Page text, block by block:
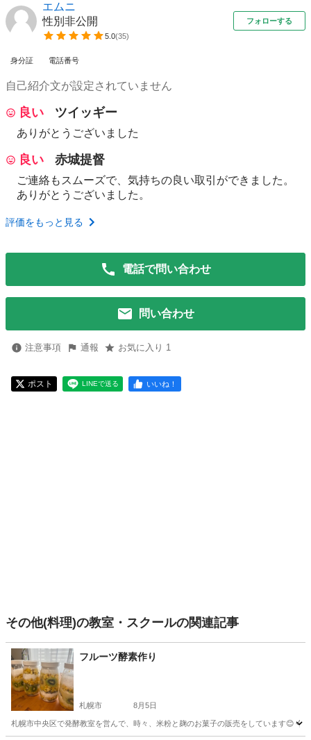
エムニ
性別非公開
5.0(35)
フォローする
身分証 電話番号
自己紹介文が設定されていません
良い ツイッギー
ありがとうございました
良い 赤城提督
ご連絡もスムーズで、気持ちの良い取引ができました。
ありがとうございました。
評価をもっと見る
電話で問い合わせ
問い合わせ
注意事項 通報 お気に入り 1
ポスト LINEで送る いいね！
その他(料理)の教室・スクールの関連記事
フルーツ酵素作り
札幌市 8月5日
札幌市中央区で発酵教室を営んで、時々、米粉と麹のお菓子の販売をしています😊